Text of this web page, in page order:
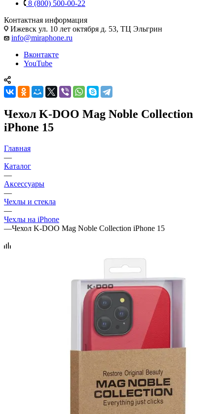
8 (800) 500-00-22
Контактная информация
Ижевск ул. 10 лет октября д. 53, ТЦ Эльгрин
info@miraphone.ru
Вконтакте
YouTube
Чехол K-DOO Mag Noble Collection
iPhone 15
Главная
—
Каталог
—
Аксессуары
—
Чехлы и стекла
—
Чехлы на iPhone
—Чехол K-DOO Mag Noble Collection iPhone 15